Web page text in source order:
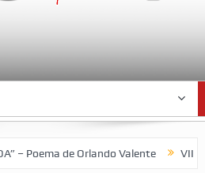
de Orlando Valente VII Torneio